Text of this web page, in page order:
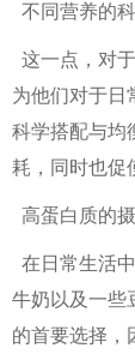
不同营养的
这一点，对
为他们对于日
科学搭配与均
耗，同时也促
高蛋白质的摄
在日常生活
牛奶以及一些
的首要选择，